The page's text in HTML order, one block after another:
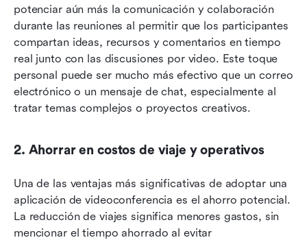
potenciar aún más la comunicación y colaboración
durante las reuniones al permitir que los participantes
compartan ideas, recursos y comentarios en tiempo
real junto con las discusiones por video. Este toque
personal puede ser mucho más efectivo que un correo
electrónico o un mensaje de chat, especialmente al
tratar temas complejos o proyectos creativos.
2. Ahorrar en costos de viaje y operativos
Una de las ventajas más significativas de adoptar una
aplicación de videoconferencia es el ahorro potencial.
La reducción de viajes significa menores gastos, sin
mencionar el tiempo ahorrado al evitar